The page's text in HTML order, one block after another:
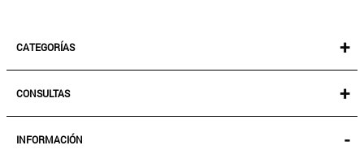
CATEGORÍAS +
MUJER
ACCESORIOS
CONSULTAS +
SEGUIR MI PEDIDO
INFORMACIÓN -